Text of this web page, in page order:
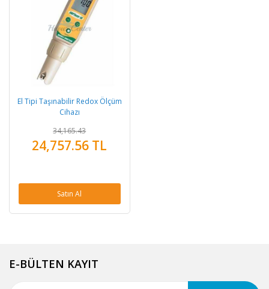
El Tipi Taşınabilir Redox Ölçüm
Cihazı
34,165.43
24,757.56 TL
Satın Al
E-BÜLTEN KAYIT